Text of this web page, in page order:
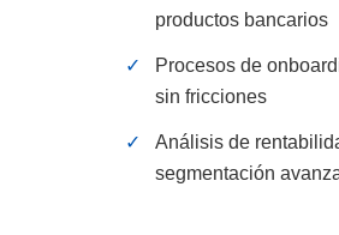
productos bancarios
✓
Procesos de
sin fricciones
✓
Análisis de
segmentación